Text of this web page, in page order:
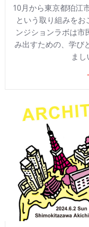
10月から東京都狛江
という取り組みを
ンジションラボは市
み出すための、学び
ま